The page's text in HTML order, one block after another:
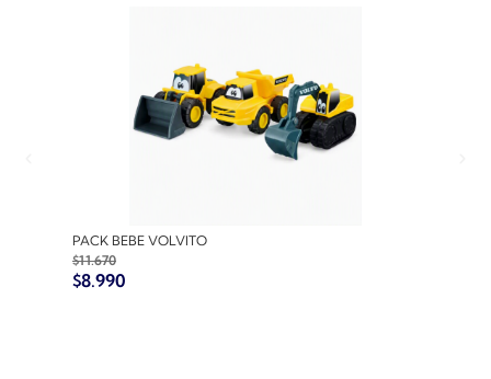
PACK BEBE VOLVITO
$11.670
$8.990